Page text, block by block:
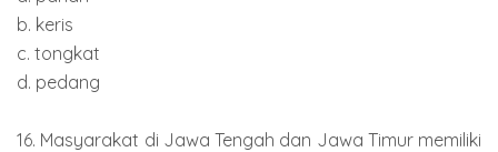
b. keris
c. tongkat
d. pedang
16. Masyarakat di Jawa Tengah dan Jawa Timur memiliki